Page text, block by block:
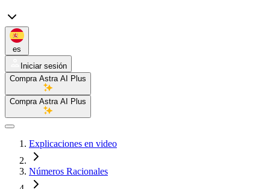
es
Iniciar sesión
Compra Astra AI Plus
Compra Astra AI Plus
Explicaciones en video
Números Racionales